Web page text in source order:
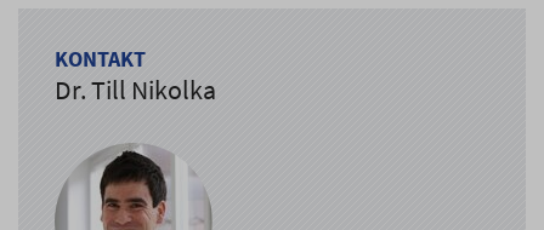
KONTAKT
Dr. Till Nikolka